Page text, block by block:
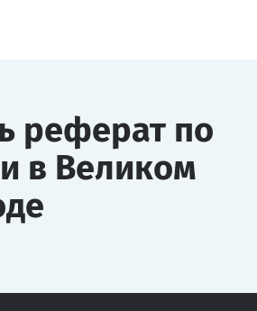
реферат по
в Великом